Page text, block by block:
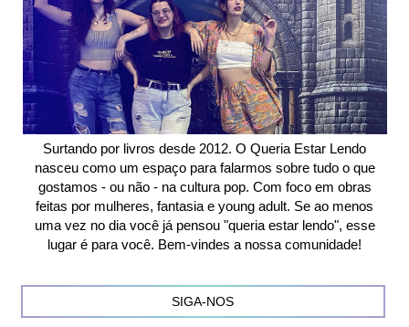
Surtando por livros desde 2012. O Queria Estar Lendo
nasceu como um espaço para falarmos sobre tudo o que
gostamos - ou não - na cultura pop. Com foco em obras
feitas por mulheres, fantasia e young adult. Se ao menos
uma vez no dia você já pensou "queria estar lendo", esse
lugar é para você. Bem-vindes a nossa comunidade!
SIGA-NOS